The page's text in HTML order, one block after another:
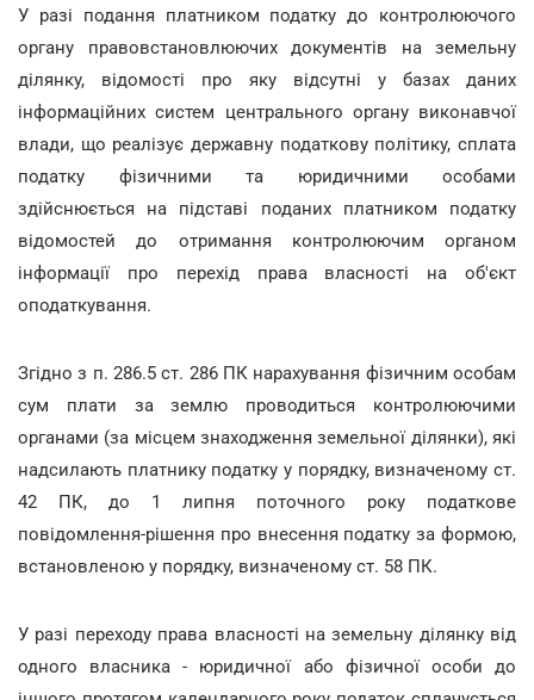
У разі подання платником податку до контролюючого
органу правовстановлюючих документів на земельну
ділянку, відомості про яку відсутні у базах даних
інформаційних систем центрального органу виконавчої
влади, що реалізує державну податкову політику, сплата
податку фізичними та юридичними особами
здійснюється на підставі поданих платником податку
відомостей до отримання контролюючим органом
інформації про перехід права власності на об'єкт
оподаткування.
Згідно з п. 286.5 ст. 286 ПК нарахування фізичним особам
сум плати за землю проводиться контролюючими
органами (за місцем знаходження земельної ділянки), які
надсилають платнику податку у порядку, визначеному ст.
42 ПК, до 1 липня поточного року податкове
повідомлення-рішення про внесення податку за формою,
встановленою у порядку, визначеному ст. 58 ПК.
У разі переходу права власності на земельну ділянку від
одного власника - юридичної або фізичної особи до